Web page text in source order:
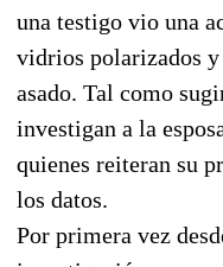
una testigo vio una
vidrios polarizados y
asado. Tal como
investigan a la
quienes reiteran su
los datos.
Por primera vez